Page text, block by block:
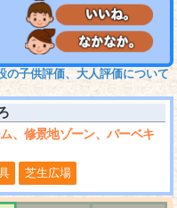
の子供評価、大人評価について
、修景地ゾーン、バーベキ
芝生広場